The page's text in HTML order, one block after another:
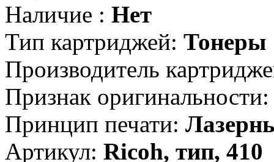
Наличие : Нет
Тип картриджей: Тонеры
Производитель
Признак оригинальности:
Принцип печати:
Артикул: Ricoh, тип, 410